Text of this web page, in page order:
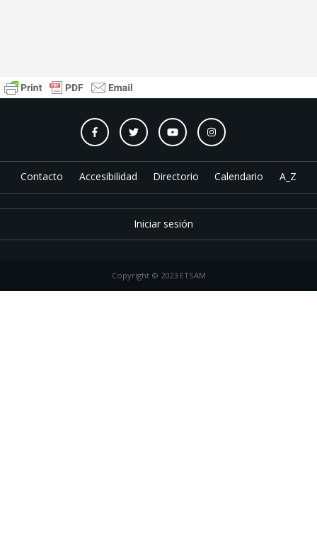
Contacto Accesibilidad Directorio Calendario A_Z
Iniciar sesión
Copyright © 2023 ETSAM